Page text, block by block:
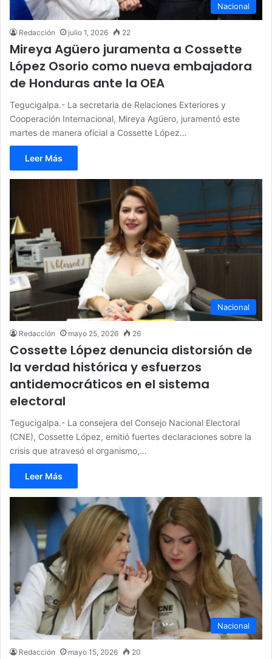
Nacional
Redacción julio 1, 2026 22
Mireya Agüero juramenta a Cossette
López Osorio como nueva embajadora
de Honduras ante la OEA
Tegucigalpa.- La secretaria de Relaciones Exteriores y
Cooperación Internacional, Mireya Agüero, juramentó este
martes de manera oficial a Cossette López…
Leer Más
Nacional
Redacción mayo 25, 2026 26
Cossette López denuncia distorsión de
la verdad histórica y esfuerzos
antidemocráticos en el sistema
electoral
Tegucigalpa.- La consejera del Consejo Nacional Electoral
(CNE), Cossette López, emitió fuertes declaraciones sobre la
crisis que atravesó el organismo,…
Leer Más
Nacional
Redacción mayo 15, 2026 20